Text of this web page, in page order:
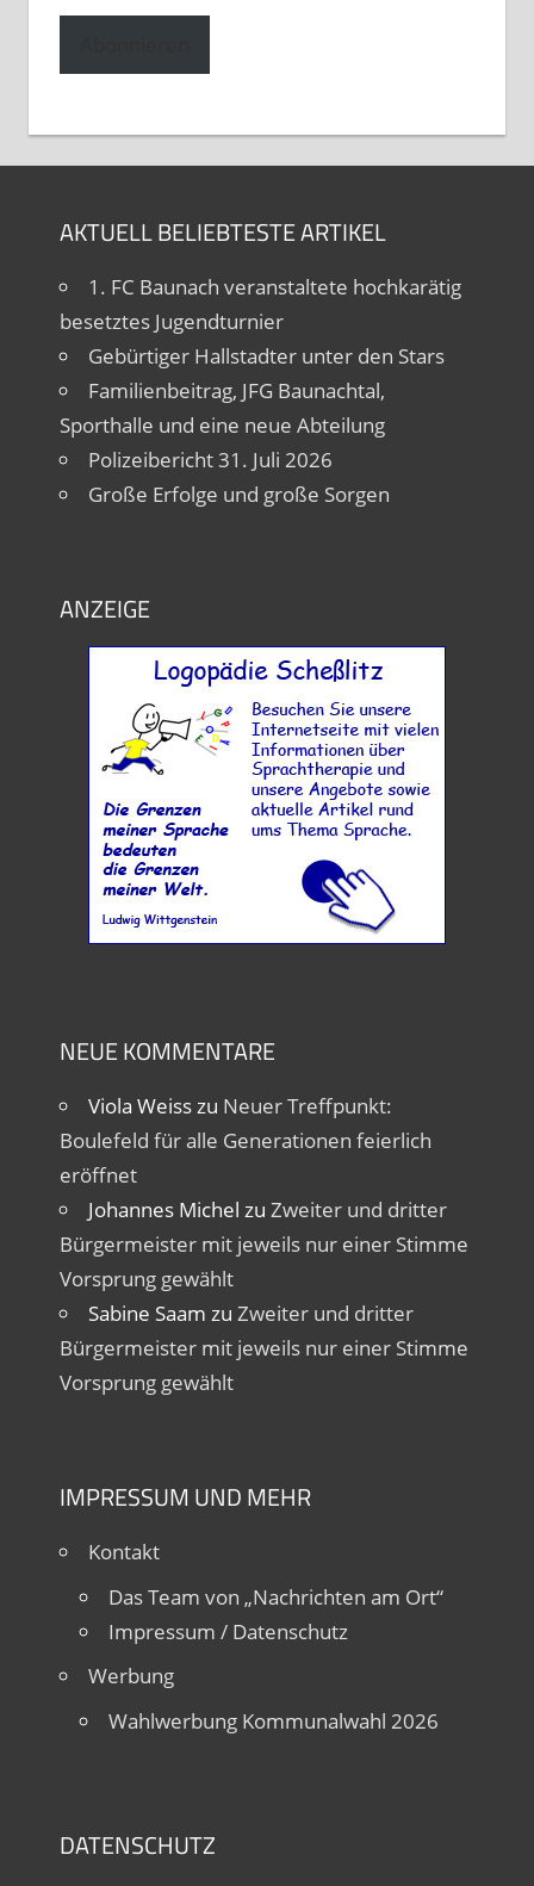
Adresse
AKTUELL BELIEBTESTE ARTIKEL
1. FC Baunach veranstaltete hochkarätig
besetztes Jugendturnier
Gebürtiger Hallstadter unter den Stars
Familienbeitrag, JFG Baunachtal,
Sporthalle und eine neue Abteilung
Polizeibericht 31. Juli 2026
Große Erfolge und große Sorgen
ANZEIGE
NEUE KOMMENTARE
Viola Weisszu Neuer Treffpunkt:
Boulefeld für alle Generationen feierlich
eröffnet
Johannes Michel zu Zweiter und dritter
Bürgermeister mit jeweils nur einer Stimme
Vorsprung gewählt
Sabine Saam zu Zweiter und dritter
Bürgermeister mit jeweils nur einer Stimme
Vorsprung gewählt
IMPRESSUM UND MEHR
Kontakt
Das Team von „Nachrichten am Ort“
Impressum / Datenschutz
Werbung
Wahlwerbung Kommunalwahl 2026
DATENSCHUTZ